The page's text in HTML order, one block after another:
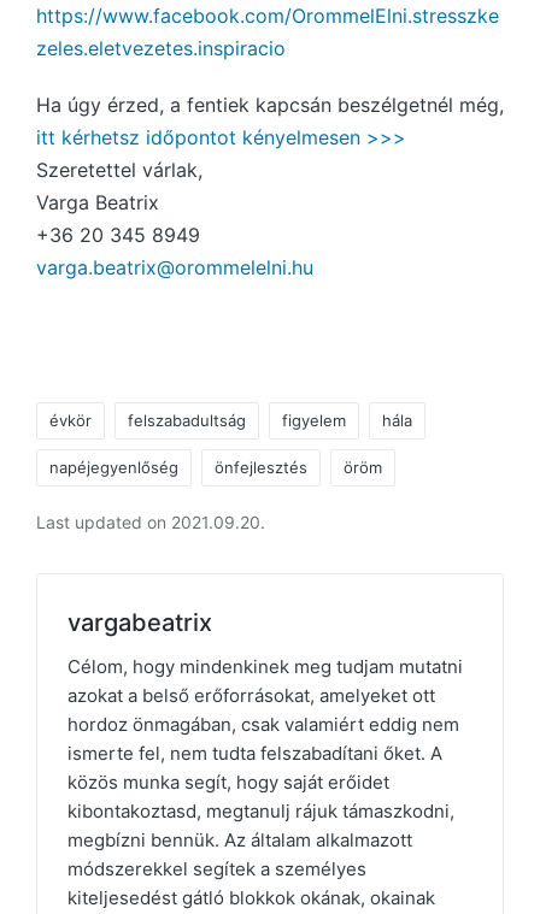
https://www.facebook.com/OrommelElni.stresszke
zeles.eletvezetes.inspiracio
Ha úgy érzed, a fentiek kapcsán beszélgetnél még,
itt kérhetsz időpontot kényelmesen >>>
Szeretettel várlak,
Varga Beatrix
+36 20 345 8949
varga.beatrix@orommelelni.hu
évkör felszabadultság figyelem hála
napéjegyenlőség önfejlesztés öröm
Last updated on 2021.09.20.
vargabeatrix
Célom, hogy mindenkinek meg tudjam mutatni
azokat a belső erőforrásokat, amelyeket ott
hordoz önmagában, csak valamiért eddig nem
ismerte fel, nem tudta felszabadítani őket. A
közös munka segít, hogy saját erőidet
kibontakoztasd, megtanulj rájuk támaszkodni,
megbízni bennük. Az általam alkalmazott
módszerekkel segítek a személyes
kiteljesedést gátló blokkok okának, okainak